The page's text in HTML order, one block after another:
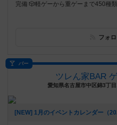
完備 🎲軽ゲーから重ゲーまで450種
フォ
バー
ツレん家BAR
愛知県名古屋市中区錦3丁
[NEW] 1月のイベントカレンダー（